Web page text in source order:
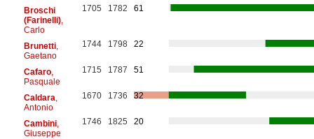
Broschi
(Farinelli),
Carlo
1705 1782 61
Brunetti,
Gaetano
1744 1798 22
Cafaro,
Pasquale
1715 1787 51
Caldara
Antonio
1670 1736 32
Cambini,
Giuseppe
1746 1825 20